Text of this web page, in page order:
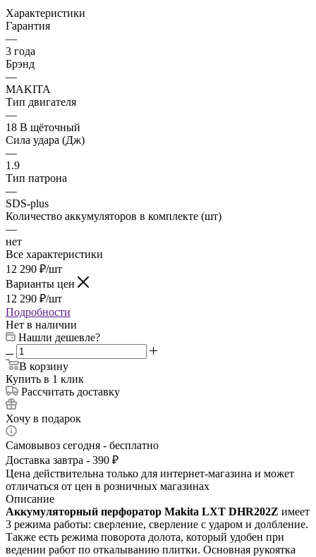
Характеристики
Гарантия
—
3 года
Брэнд
—
MAKITA
Тип двигателя
—
18 В щёточный
Сила удара (Дж)
—
1.9
Тип патрона
—
SDS-plus
Количество аккумуляторов в комплекте (шт)
—
нет
Все характеристики
12 290 ₽/шт
Варианты цен
12 290 ₽/шт
Подробности
Нет в наличии
Нашли дешевле?
В корзину
Купить в 1 клик
Рассчитать доставку
Хочу в подарок
Самовывоз сегодня - бесплатно
Доставка завтра - 390 ₽
Цена действительна только для интернет-магазина и может
отличаться от цен в розничных магазинах
Описание
Аккумуляторный перфоратор Makita LXT DHR202Z имеет
3 режима работы: сверление, сверление с ударом и долбление.
Также есть режима поворота долота, который удобен при
ведении работ по откалыванию плитки. Основная рукоятка